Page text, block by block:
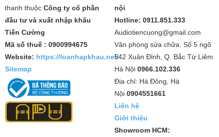
thanh thuộc Công ty cổ phần
đầu tư và xuất nhập khẩu
Tiến Cường
Mã số thuế : 0900994675
Website: https://loanhapkhau.net/
Sitemap
nội
Hotline: 0911.851.333
Audiotiencuong@gmail.com
Văn phòng sửa chữa: Số 5 ngõ
542 Xuân Đỉnh, Q. Bắc Từ Liêm
Hà Nội 0966.102.336
Địa chỉ: Hà Đông, Hà
Nội 0904551661
Liên hệ
Giới thiệu
Showroom HCM: